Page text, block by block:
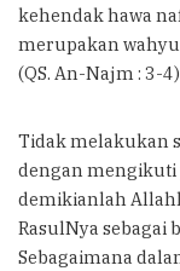
kehendak hawa
merupakan
(QS. An-Najm : 3-4)
Tidak melakukan
dengan
demikianlah
RasulNya sebagai
Sebagaimana